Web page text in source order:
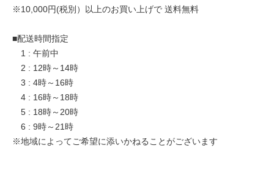
※10,000円(税別）以上のお買い上げで 送料無料
■配送時間指定
1 : 午前中
2 : 12時～14時
3 : 4時～16時
4 : 16時～18時
5 : 18時～20時
6 : 9時～21時
※地域によってご希望に添いかねることがございます